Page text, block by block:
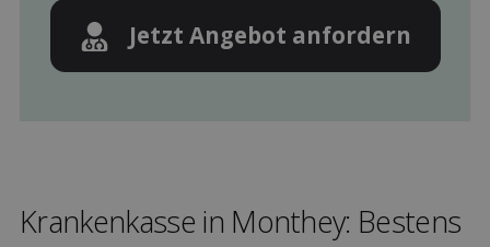
Jetzt Angebot anfordern
Kranken­kasse in Monthey: Bestens